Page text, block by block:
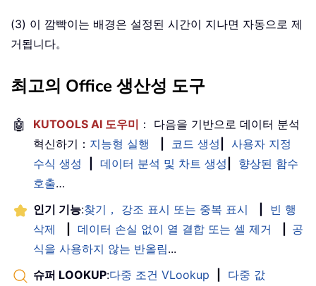
(3) 이 깜빡이는 배경은 설정된 시간이 지나면 자동으로 제
거됩니다。
최고의 Office 생산성 도구
🤖 KUTOOLS AI 도우미 ： 다음을 기반으로 데이터 분석
혁신하기： 지능형 실행 코드 생성
사용자 지정
수식 생성
데이터 분석 및 차트 생성
향상된 함수
호출…
인기 기능:찾기， 강조 표시 또는 중복 표시
빈 행
삭제
데이터 손실 없이 열 결합 또는 셀 제거
공
식을 사용하지 않는 반올림...
슈퍼 LOOKUP:다중 조건 VLookup
다중 값